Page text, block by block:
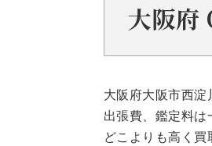
大阪府
大阪府大阪市西淀
出張費、鑑定料は
どこよりも高く買